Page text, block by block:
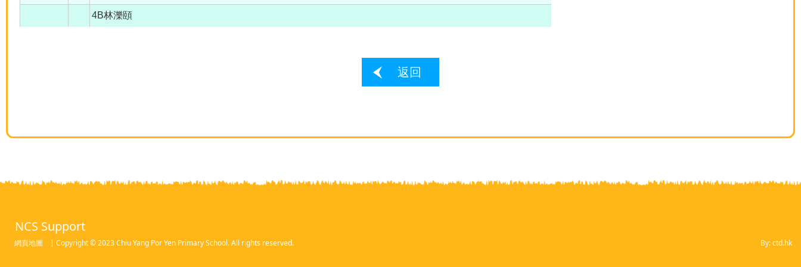
4B林濼頤
返回
NCS Support
網頁地圖 | Copyright © 2023 Chiu Yang Por Yen Primary School. All rights reserved. By: ctd.hk